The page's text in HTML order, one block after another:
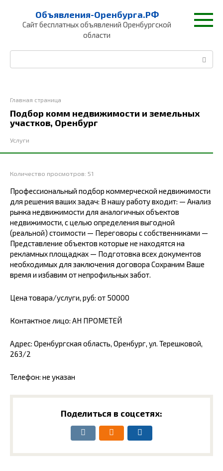
контенту
Объявления-Оренбурга.РФ
Сайт бесплатных объявлений Оренбургской
области
Главная страница
Подбор комм недвижимости и земельных
участков, Оренбург
Услуги
Количество просмотров: 51
Профессиональный подбор коммерческой недвижимости
для решения ваших задач: В нашу работу входит: — Анализ
рынка недвижимости для аналогичных объектов
недвижимости, с целью определения выгодной
(реальной) стоимости — Переговоры с собственниками —
Представление объектов которые не находятся на
рекламных площадках — Подготовка всех документов
необходимых для заключения договора Сохраним Ваше
время и избавим от непрофильных забот.
Цена товара/услуги, руб: от 50000
Контактное лицо: АН ПРОМЕТЕЙ
Адрес: Оренбургская область, Оренбург, ул. Терешковой,
263/2
Телефон: не указан
Поделиться в соцсетях: